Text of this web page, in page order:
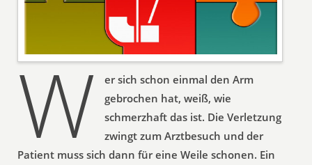
W
er sich schon einmal den Arm
gebrochen hat, weiß, wie
schmerzhaft das ist. Die Verletzung
zwingt zum Arztbesuch und der
Patient muss sich dann für eine Weile schonen. Ein